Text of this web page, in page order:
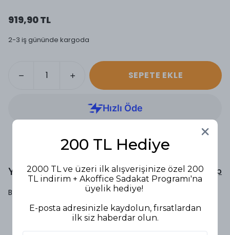
919,90 TL
2-3 iş gününde kargoda
SEPETE EKLE
Yorumlar Yorum Yap
Bu ürün için henüz yorum yapılmamış.
200 TL Hediye
2000 TL ve üzeri ilk alışverişinize özel 200
TL indirim + Akoffice Sadakat Programı'na
üyelik hediye!
E-posta adresinizle kaydolun, fırsatlardan
ilk siz haberdar olun.